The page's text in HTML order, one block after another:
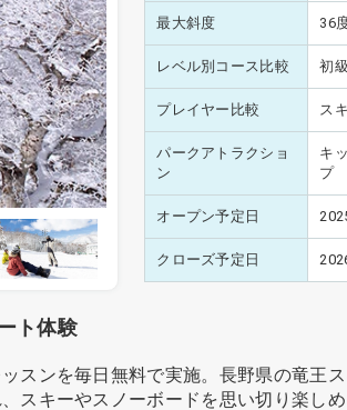
最大斜度 36
レベル別コース比較 初
プレイヤー比較 ス
パークアトラクショ
ン
キ
プ
オープン予定日
クローズ予定日
ト体験
スンを毎日無料で実施。長野県の竜王
キーやスノーボードを思い切り楽し